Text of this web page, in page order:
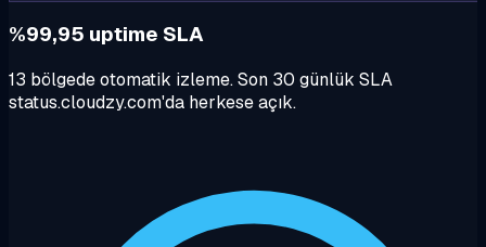
%99,95 uptime SLA
13 bölgede otomatik izleme. Son 30 günlük SLA
status.cloudzy.com'da herkese açık.